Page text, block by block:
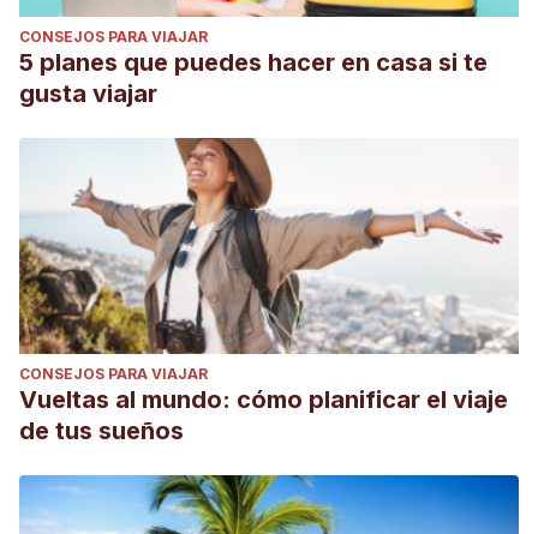
CONSEJOS PARA VIAJAR
5 planes que puedes hacer en casa si te
gusta viajar
CONSEJOS PARA VIAJAR
Vueltas al mundo: cómo planificar el viaje
de tus sueños